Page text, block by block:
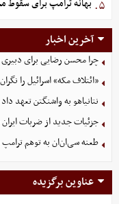
۵. بهانه ترامپ برای سقوط
آخرین اخبار
چرا محسن رضایی برای
«ائتلاف مکه» اسرائیل را
نتانیاهو به واشنگتن تعهد
جزئیات جدید از ضربات ایران
طعنه سی‌ان‌ان به توهم ترامپ
عناوین برگزیده